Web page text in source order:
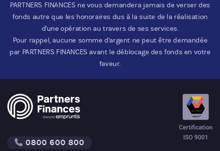
PARTNERS FINANCES ne vous demandera jamais de verser des
fonds autre que les honoraires dus à la suite de la réalisation
d'une opération au travers de ses services.
Pour rappel, aucune somme d'argent ne peut être demandée
par PARTNERS FINANCES avant le déblocage des fonds en votre
faveur.
0800 600 800